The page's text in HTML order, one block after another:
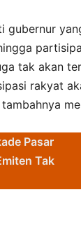
gubernur
tak akan
rakyat
Pasar
Tak